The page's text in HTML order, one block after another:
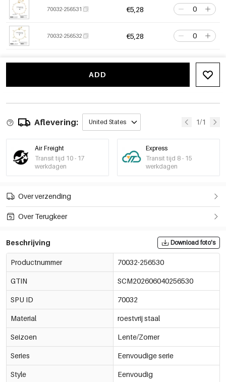
70032-256531 €5,28
70032-256532 €5,28
ADD
Aflevering: United States 1/1
Air Freight
Transit tijd 10 - 17
werkdagen
Express
Transit tijd 8 - 15
werkdagen
Over verzending
Over Terugkeer
Beschrijving Download foto's
Productnummer 70032-256530
GTIN SCM202606040256530
SPU ID 70032
Material roestvrij staal
Seizoen Lente/Zomer
Series Eenvoudige serie
Style Eenvoudig